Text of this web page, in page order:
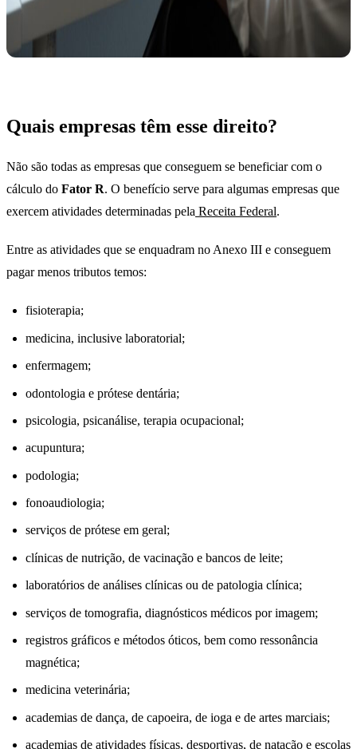
Quais empresas têm esse direito?
Não são todas as empresas que conseguem se beneficiar com o
cálculo do Fator R. O benefício serve para algumas empresas que
exercem atividades determinadas pela Receita Federal.
Entre as atividades que se enquadram no Anexo III e conseguem
pagar menos tributos temos:
fisioterapia;
medicina, inclusive laboratorial;
enfermagem;
odontologia e prótese dentária;
psicologia, psicanálise, terapia ocupacional;
acupuntura;
podologia;
fonoaudiologia;
serviços de prótese em geral;
clínicas de nutrição, de vacinação e bancos de leite;
laboratórios de análises clínicas ou de patologia clínica;
serviços de tomografia, diagnósticos médicos por imagem;
registros gráficos e métodos óticos, bem como ressonância
magnética;
medicina veterinária;
academias de dança, de capoeira, de ioga e de artes marciais;
academias de atividades físicas, desportivas, de natação e escolas